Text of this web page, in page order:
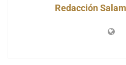
Redacción